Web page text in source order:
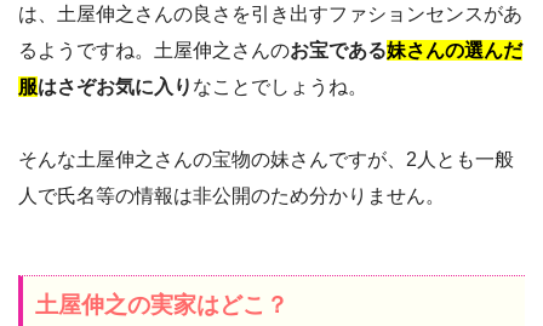
は、土屋伸之さんの良さを引き出すファションセンスがあ
るようですね。土屋伸之さんのお宝である妹さんの選んだ
服はさぞお気に入り なことでしょうね。
そんな土屋伸之さんの宝物の妹さんですが、2人とも一般
人で氏名等の情報は非公開のため分かりません。
土屋伸之の実家はどこ？